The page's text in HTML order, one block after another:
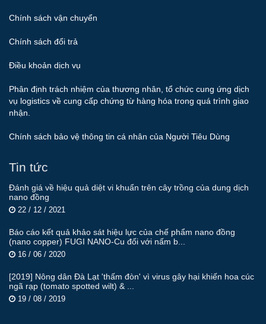
Chính sách vận chuyển
Chính sách đổi trả
Điều khoản dịch vụ
Phân định trách nhiệm của thương nhân, tổ chức cung ứng dịch
vụ logistics về cung cấp chứng từ hàng hóa trong quá trình giao
nhận.
Chính sách bảo vệ thông tin cá nhân của Người Tiêu Dùng
Tin tức
Đánh giá về hiệu quả diệt vi khuẩn trên cây trồng của dung dịch
nano đồng
22 / 12 / 2021
Báo cáo kết quả khảo sát hiệu lực của chế phẩm nano đồng
(nano copper) FUGI NANO-Cu đối với nấm b...
16 / 06 / 2020
[2019] Nông dân Đà Lạt 'thấm đòn' vì virus gây hại khiến hoa cúc
ngã rạp (tomato spotted wilt) & ...
19 / 08 / 2019